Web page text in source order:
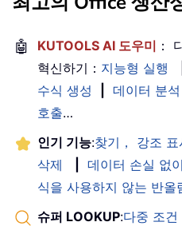
🤖 KUTOOLS AI 도우미 ：
혁신하기： 지능형 실행
수식 생성
데이터 분
호출…
인기 기능:찾기， 강조
삭제
데이터 손실 없
식을 사용하지 않는 반올
슈퍼 LOOKUP:다중 조